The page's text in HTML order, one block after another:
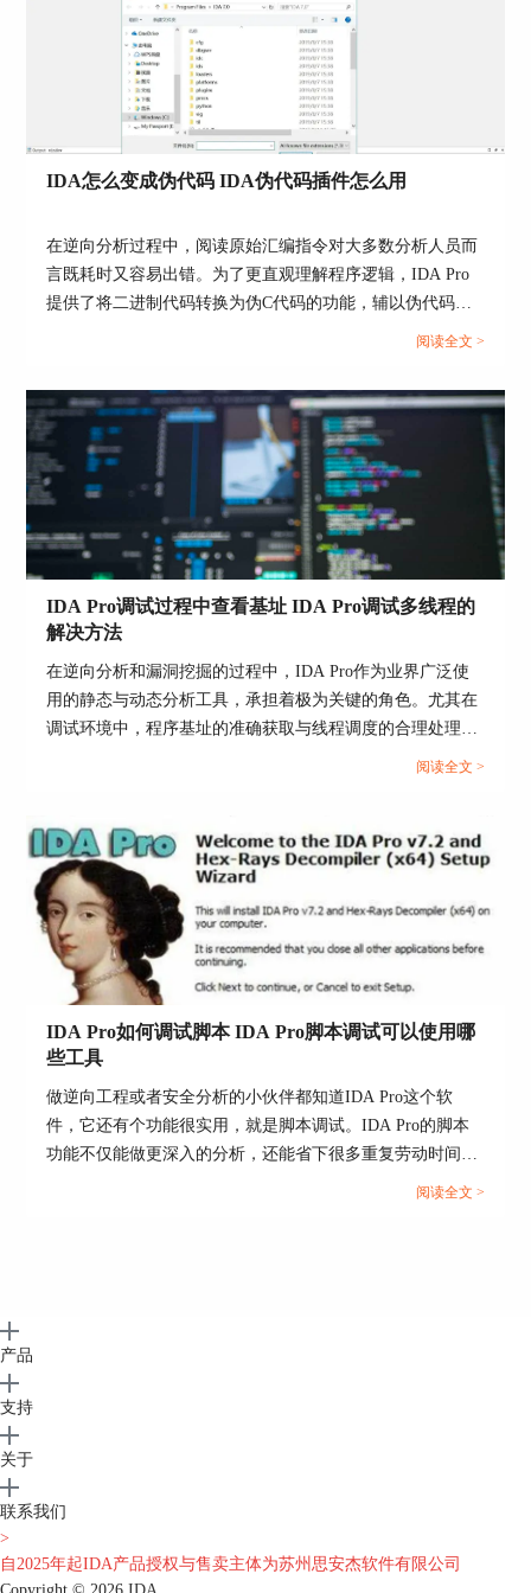
IDA怎么变成伪代码 IDA伪代码插件怎么用
在逆向分析过程中，阅读原始汇编指令对大多数分析人员而
言既耗时又容易出错。为了更直观理解程序逻辑，IDA Pro
提供了将二进制代码转换为伪C代码的功能，辅以伪代码插
件的使用，可以极大提升阅读效率和逻辑理解能力。围
详细介绍IDA Pro伪代码生成的步骤、插件配置方法实用技
巧，帮助用户从基本功能到高级使用实现高效逆向分析。...
阅读全文 >
IDA Pro调试过程中查看基址 IDA Pro调试多线程的
解决方法
在逆向分析和漏洞挖掘的过程中，IDA Pro作为业界广泛使
用的静态与动态分析工具，承担着极为关键的角色。尤其在
调试环境中，程序基址的准确获取与线程调度的合理处理，
将直接影响整个分析流程的准确性与效率。对于初中级用户
围绕这两个核心环节，进行实操级别的详细解析，并进一步
延伸说明IDA Pro如何借助Trace功能还原函数调用路径，以
帮助使用者构建完整调试体系，提升静动态结合分析的深度
和广度。...
阅读全文 >
IDA Pro如何调试脚本 IDA Pro脚本调试可以使用哪
些工具
做逆向工程或者安全分析的小伙伴都知道IDA Pro这个软
件，它还有个功能很实用，就是脚本调试。IDA Pro的脚本
功能不仅能做更深入的分析，还能省下很多重复劳动时间，
让逆向过程变得特别高效。接下来，我们就聊聊IDA Pro如
阅读全文 >
产品
支持
关于
联系我们
>
自2025年起IDA产品授权与售卖主体为苏州思安杰软件有限公司